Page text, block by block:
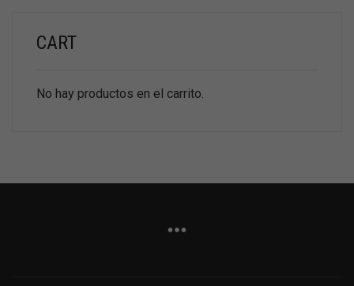
CART
No hay productos en el carrito.